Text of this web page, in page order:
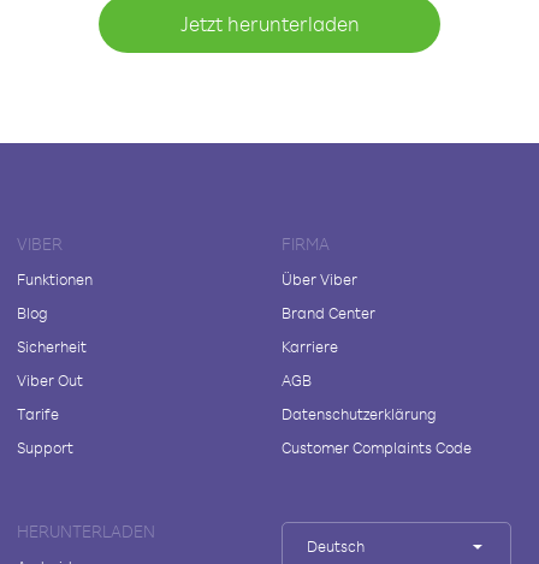
Jetzt herunterladen
VIBER
Funktionen
Blog
Sicherheit
Viber Out
Tarife
Support
FIRMA
Über Viber
Brand Center
Karriere
AGB
Datenschutzerklärung
Customer Complaints Code
HERUNTERLADEN
Deutsch